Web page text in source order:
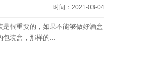
时间：2021-03-04
很重要的，如果不能够做好酒盒
包装盒，那样的...